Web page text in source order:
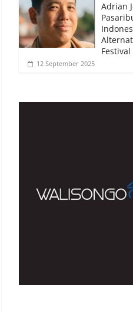
Adrian
Festival
12 September 2025